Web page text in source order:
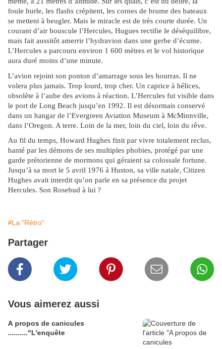
foule hurle, les flashs crépitent, les cornes de brume des bateaux
se mettent à beugler. Mais le miracle est de très courte durée. Un
courant d’air bouscule l’Hercules, Hugues rectifie le déséquilibre,
mais fait aussitôt amerrir l’hydravion dans une gerbe d’écume.
L’Hercules a parcouru environ 1 600 mètres et le vol historique
aura duré moins d’une minute.
L’avion rejoint son ponton d’amarrage sous les hourras. Il ne
volera plus jamais. Trop lourd, trop cher. Un caprice à hélices,
obsolète à l’aube des avions à réaction. L’Hercules fut visible dans
le port de Long Beach jusqu’en 1992. Il est désormais conservé
dans un hangar de l’Evergreen Aviation Museum à McMinnville,
dans l’Oregon. A terre. Loin de la mer, loin du ciel, loin du rêve.
Au fil du temps, Howard Hughes finit par vivre totalement reclus,
hanté par les démons de ses multiples phobies, protégé par une
garde prétorienne de mormons qui géraient sa colossale fortune.
Jusqu’à sa mort le 5 avril 1976 à Huston, sa ville natale, Citizen
Hughes avait interdit qu’on parle en sa présence du projet
Hercules. Son Rosebud à lui ?
#La "Rétro"
Partager
Vous aimerez aussi
A propos de canicules
.........."L'enquête